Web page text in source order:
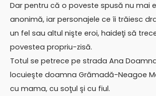
Dar pentru că o poveste spusă nu mai
anonimă, iar personajele ce îi trăiesc
un fel sau altul nişte eroi, haideţi să
povestea propriu-zisă.
Totul se petrece pe strada Ana
locuieşte doamna Grămadă-Neagoe
cu mama, cu soţul şi cu fiul.